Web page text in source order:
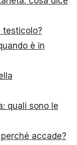
testicolo?
è in
quali sono le
accade?